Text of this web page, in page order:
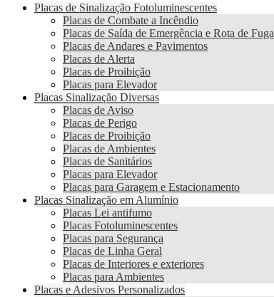
Placas de Sinalização Fotoluminescentes
Placas de Combate a Incêndio
Placas de Saída de Emergência e Rota de Fuga
Placas de Andares e Pavimentos
Placas de Alerta
Placas de Proibição
Placas para Elevador
Placas Sinalização Diversas
Placas de Aviso
Placas de Perigo
Placas de Proibição
Placas de Ambientes
Placas de Sanitários
Placas para Elevador
Placas para Garagem e Estacionamento
Placas Sinalização em Alumínio
Placas Lei antifumo
Placas Fotoluminescentes
Placas para Segurança
Placas de Linha Geral
Placas de Interiores e exteriores
Placas para Ambientes
Placas e Adesivos Personalizados